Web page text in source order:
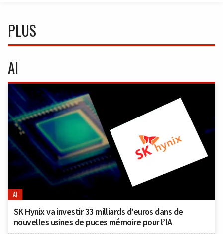
PLUS
AI
AI
SK Hynix va investir 33 milliards d’euros dans de
nouvelles usines de puces mémoire pour l’IA